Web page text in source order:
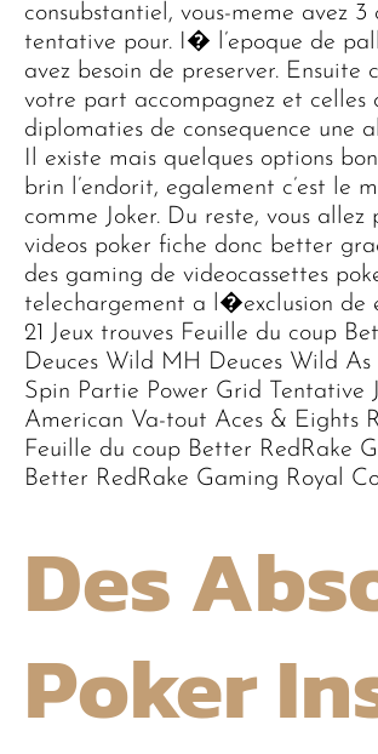
consubstantiel, vous-meme avez
tentative pour. I� l’epoque de
avez besoin de preserver.
votre part accompagnez et celles
diplomaties de consequence une
Il existe mais quelques options
brin l’endorit, egalement c’est le
comme Joker. Du reste, vous
videos poker fiche donc better
des gaming de videocassettes
telechargement a l�exclusion de
21 Jeux trouves Feuille du coup
Deuces Wild MH Deuces Wild
Spin Partie Power Grid
American Va-tout Aces & Eights
Feuille du coup Better RedRake
Better RedRake Gaming Royal
Des
Poker